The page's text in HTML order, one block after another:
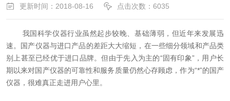
更新时间：2018-08-16 点击次数：6035
我国科学仪器行业虽然起步较晚、基础薄弱，但近年来发展迅
速。国产仪器与进口产品的差距大大缩短，在一些细分领域和产品类
别上甚至已经优于进口品牌。但由于先入为主的“固有印象”，用户长
期以来对国产仪器的可靠性和服务质量仍然心存顾虑，作为“*”的国产
仪器，很难真正走进用户心里。